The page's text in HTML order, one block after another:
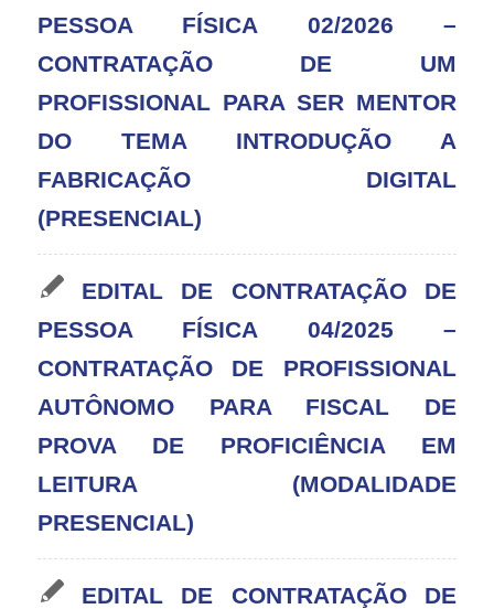
PESSOA FÍSICA 02/2026 –
CONTRATAÇÃO DE UM
PROFISSIONAL PARA SER MENTOR
DO TEMA INTRODUÇÃO A
FABRICAÇÃO DIGITAL
(PRESENCIAL)
EDITAL DE CONTRATAÇÃO DE
PESSOA FÍSICA 04/2025 –
CONTRATAÇÃO DE PROFISSIONAL
AUTÔNOMO PARA FISCAL DE
PROVA DE PROFICIÊNCIA EM
LEITURA (MODALIDADE
PRESENCIAL)
EDITAL DE CONTRATAÇÃO DE